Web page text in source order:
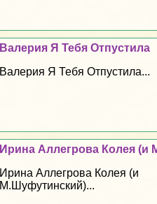
Валерия Я Тебя Отпустила
Валерия Я Тебя Отпустила...
Ирина Аллегрова Колея (и
Ирина Аллегрова Колея (и
М.Шуфутинский)...